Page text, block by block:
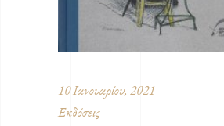
10 Ιανουαρίου, 2021
Εκδόσεις